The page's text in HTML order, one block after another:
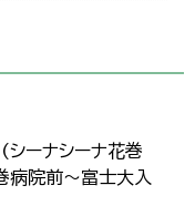
ーナシーナ花巻
病院前～富士大入